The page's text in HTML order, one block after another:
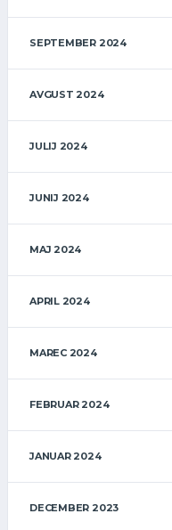
SEPTEMBER 2024
AVGUST 2024
JULIJ 2024
JUNIJ 2024
MAJ 2024
APRIL 2024
MAREC 2024
FEBRUAR 2024
JANUAR 2024
DECEMBER 2023